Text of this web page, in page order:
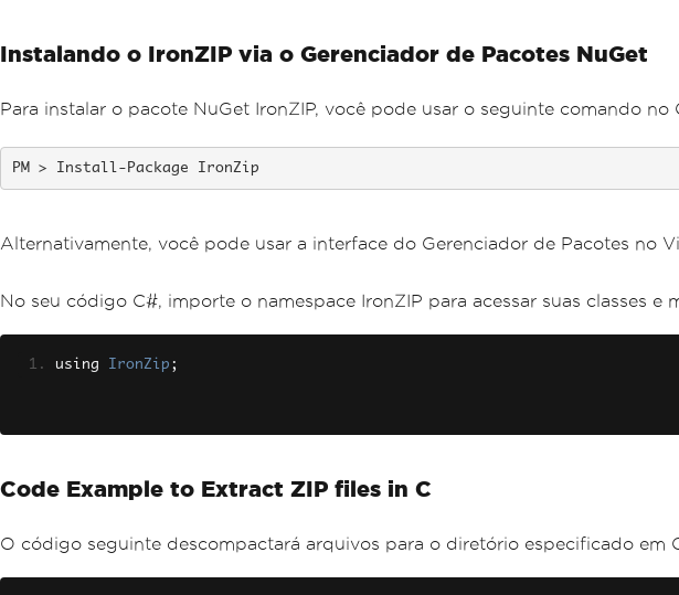
Instalando o IronZIP via o Gerenciador de Pacotes NuGet
Para instalar o pacote NuGet IronZIP, você pode usar o seguinte comando no
Install-Package IronZip
Alternativamente, você pode usar a interface do Gerenciador de Pacotes no
No seu código C#, importe o namespace IronZIP para acessar suas classes e
using IronZip ;
Code Example to Extract ZIP files in C
O código seguinte descompactará arquivos para o diretório especificado em